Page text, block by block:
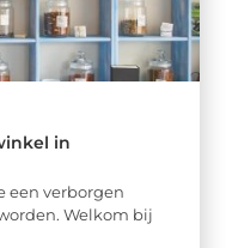
in
een verborgen
Welkom bij